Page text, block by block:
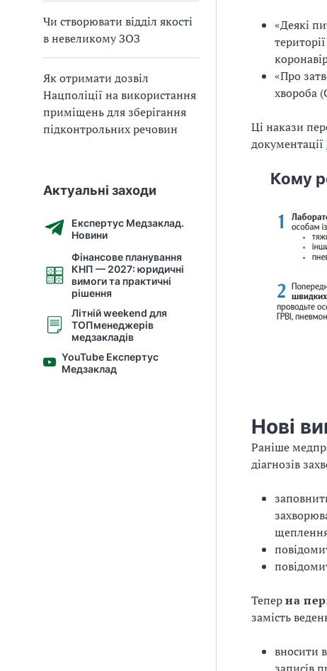
Чи створювати відділ якості
в невеликому ЗОЗ
Як отримати дозвіл
Нацполіції на використання
приміщень для зберігання
підконтрольних речовин
Актуальні заходи
Експертус Медзаклад.
Новини
Фінансове планування
КНП — 2027: юридичні
вимоги та практичні
рішення
Літній weekend для
ТОПменеджерів
медзакладів
YouTube Експертус
Медзаклад
«Деякі
«Про
хвороба
Ці накази
документації
Кому
Нові
Раніше
діагнозів
Теперна
замість
вносити